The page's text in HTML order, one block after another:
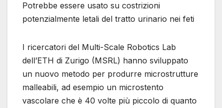
Potrebbe essere usato su costrizioni
potenzialmente letali del tratto urinario nei feti
I ricercatori del Multi-Scale Robotics Lab
dell’ETH di Zurigo (MSRL) hanno sviluppato
un nuovo metodo per produrre microstrutture
malleabili, ad esempio un microstento
vascolare che è 40 volte più piccolo di quanto